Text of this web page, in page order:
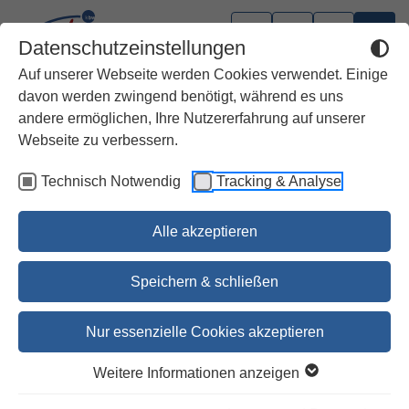
Datenschutzeinstellungen
Auf unserer Webseite werden Cookies verwendet. Einige
davon werden zwingend benötigt, während es uns
andere ermöglichen, Ihre Nutzererfahrung auf unserer
Webseite zu verbessern.
Technisch Notwendig Tracking & Analyse
Alle akzeptieren
Speichern & schließen
Nur essenzielle Cookies akzeptieren
Weitere Informationen anzeigen
Trauer / Tod
Pierre Stutz
4,99 €
Bestellen